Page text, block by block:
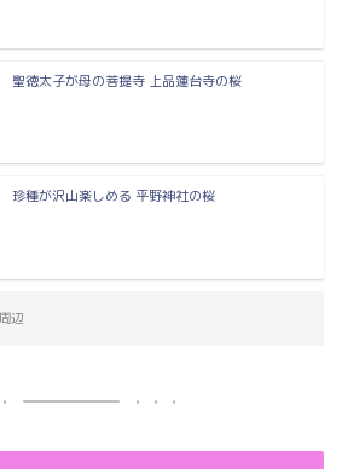
聖徳太子が母の菩提寺 上品蓮台寺の桜
珍種が沢山楽しめる 平野神社の桜
辺